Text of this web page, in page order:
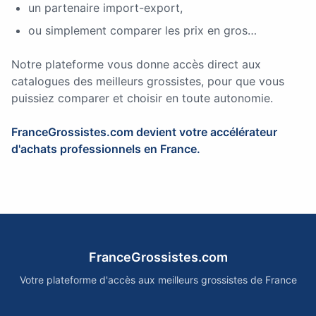
un partenaire import-export,
ou simplement comparer les prix en gros…
Notre plateforme vous donne accès direct aux
catalogues des meilleurs grossistes, pour que vous
puissiez comparer et choisir en toute autonomie.
FranceGrossistes.com devient votre accélérateur
d'achats professionnels en France.
FranceGrossistes.com
Votre plateforme d'accès aux meilleurs grossistes de France